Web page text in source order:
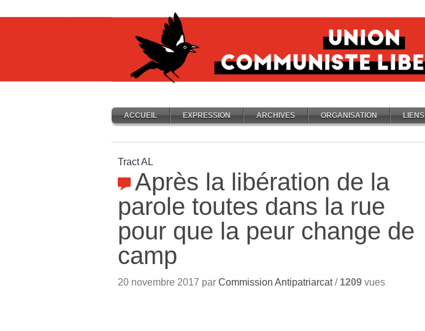
ACCUEIL EXPRESSION ARCHIVES ORGANISATION LIENS
Tract AL
Après la libération de la
parole toutes dans la rue
pour que la peur change de
camp
20 novembre 2017 par Commission Antipatriarcat/ 1209 vues